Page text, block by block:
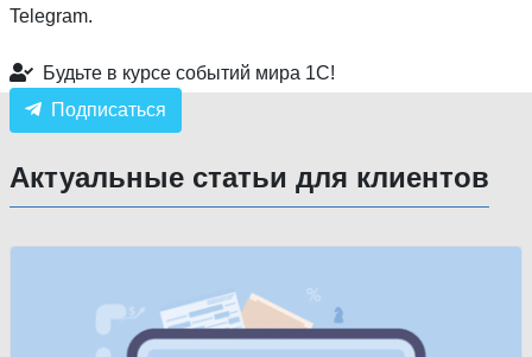
Telegram.
Будьте в курсе событий мира 1С!
Подписаться
Актуальные статьи для клиентов